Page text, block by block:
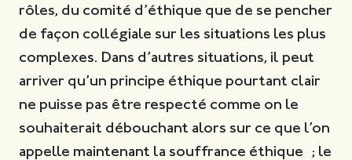
rôles, du comité d’éthique que de se pencher
de façon collégiale sur les situations les plus
complexes. Dans d’autres situations, il peut
arriver qu’un principe éthique pourtant clair
ne puisse pas être respecté comme on le
souhaiterait débouchant alors sur ce que l’on
appelle maintenant la souffrance éthique ; le